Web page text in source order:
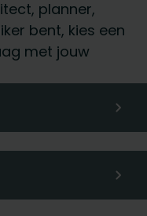
planner,
bent, kies een
met jouw